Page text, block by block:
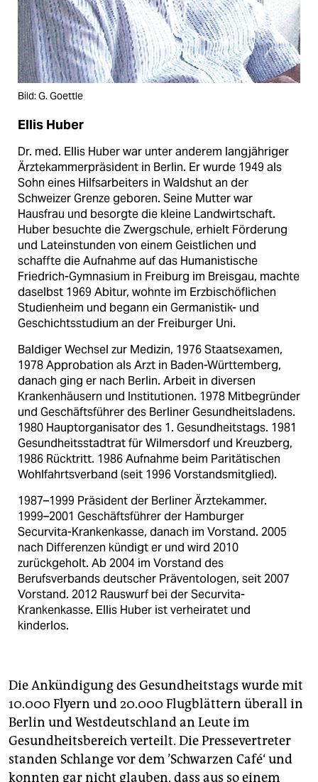
Bild: G. Goettle
Ellis Huber
Dr. med. Ellis Huber war unter anderem langjähriger
Ärztekammerpräsident in Berlin. Er wurde 1949 als
Sohn eines Hilfsarbeiters in Waldshut an der
Schweizer Grenze geboren. Seine Mutter war
Hausfrau und besorgte die kleine Landwirtschaft.
Huber besuchte die Zwergschule, erhielt Förderung
und Lateinstunden von einem Geistlichen und
schaffte die Aufnahme auf das Humanistische
Friedrich-Gymnasium in Freiburg im Breisgau, machte
daselbst 1969 Abitur, wohnte im Erzbischöflichen
Studienheim und begann ein Germanistik- und
Geschichtsstudium an der Freiburger Uni.
Baldiger Wechsel zur Medizin, 1976 Staatsexamen,
1978 Approbation als Arzt in Baden-Württemberg,
danach ging er nach Berlin. Arbeit in diversen
Krankenhäusern und Institutionen. 1978 Mitbegründer
und Geschäftsführer des Berliner Gesundheitsladens.
1980 Hauptorganisator des 1. Gesundheitstags. 1981
Gesundheitsstadtrat für Wilmersdorf und Kreuzberg,
1986 Rücktritt. 1986 Aufnahme beim Paritätischen
Wohlfahrtsverband (seit 1996 Vorstandsmitglied).
1987–1999 Präsident der Berliner Ärztekammer.
1999–2001 Geschäftsführer der Hamburger
Securvita-Krankenkasse, danach im Vorstand. 2005
nach Differenzen kündigt er und wird 2010
zurückgeholt. Ab 2004 im Vorstand des
Berufsverbands deutscher Präventologen, seit 2007
Vorstand. 2012 Rauswurf bei der Securvita-
Krankenkasse. Ellis Huber ist verheiratet und
kinderlos.
Die Ankündigung des Gesundheitstags wurde mit
10.000 Flyern und 20.000 Flugblättern überall in
Berlin und Westdeutschland an Leute im
Gesundheitsbereich verteilt. Die Pressevertreter
standen Schlange vor dem ’Schwarzen Café‘ und
konnten gar nicht glauben, dass aus so einem